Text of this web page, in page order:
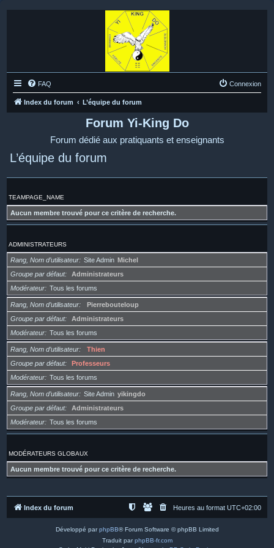
FAQ Connexion
Index du forum L’équipe du forum
Forum Yi-King Do
Forum dédié aux pratiquants et enseignants
L’équipe du forum
TEAMPAGE_NAME
Aucun membre trouvé pour ce critère de recherche.
ADMINISTRATEURS
Rang, Nom d’utilisateur Site Admin Michel
Groupe par défaut
Administrateurs
Modérateur
Tous les forums
Rang, Nom d’utilisateur
Pierrebouteloup
Groupe par défaut
Administrateurs
Modérateur
Tous les forums
Rang, Nom d’utilisateur
Thien
Groupe par défaut
Professeurs
Modérateur
Tous les forums
Rang, Nom d’utilisateur Site Admin yikingdo
Groupe par défaut
Administrateurs
Modérateur
Tous les forums
MODÉRATEURS GLOBAUX
Aucun membre trouvé pour ce critère de recherche.
Index du forum Heures au format UTC+02:00
Développé parphpBB® Forum Software © phpBB Limited
Traduit parphpBB-fr.com